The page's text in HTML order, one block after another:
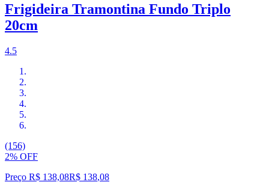
Frigideira Tramontina Fundo Triplo
20cm
4.5
(156)
2% OFF
Preço R$ 138,08R$ 138,08